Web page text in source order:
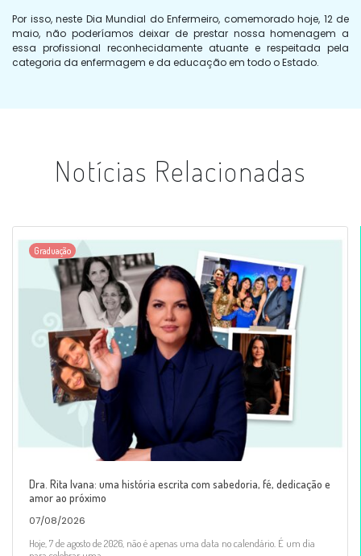
Por isso, neste Dia Mundial do Enfermeiro, comemorado hoje, 12 de
maio, não poderíamos deixar de prestar nossa homenagem a
essa profissional reconhecidamente atuante e respeitada pela
categoria da enfermagem e da educação em todo o Estado.
Notícias Relacionadas
Graduação
Dra. Rita Ivana: uma história escrita com sabedoria, fé, dedicação e
amor ao próximo
07/08/2026
Hoje, 7 de agosto de 2026, não é apenas uma data no calendário. É um dia